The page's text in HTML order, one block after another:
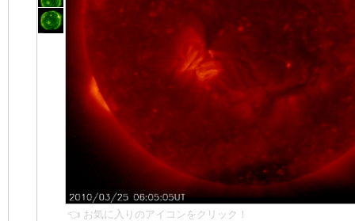
👈 お気に入りのアイコンをクリック！